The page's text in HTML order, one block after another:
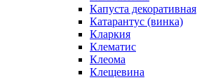
Капуста декоративная
Катарантус (винка)
Кларкия
Клематис
Клеома
Клещевина